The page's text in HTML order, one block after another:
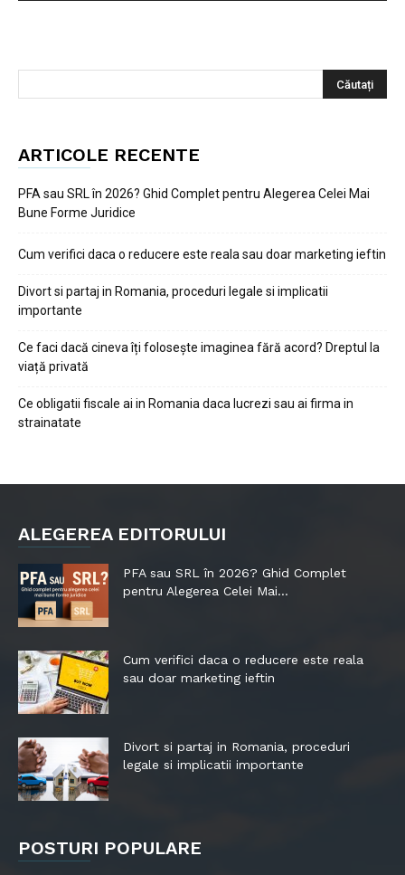
ARTICOLE RECENTE
PFA sau SRL în 2026? Ghid Complet pentru Alegerea Celei Mai
Bune Forme Juridice
Cum verifici daca o reducere este reala sau doar marketing ieftin
Divort si partaj in Romania, proceduri legale si implicatii
importante
Ce faci dacă cineva îți folosește imaginea fără acord? Dreptul la
viață privată
Ce obligatii fiscale ai in Romania daca lucrezi sau ai firma in
strainatate
ALEGEREA EDITORULUI
PFA sau SRL în 2026? Ghid Complet
pentru Alegerea Celei Mai...
Cum verifici daca o reducere este reala
sau doar marketing ieftin
Divort si partaj in Romania, proceduri
legale si implicatii importante
POSTURI POPULARE